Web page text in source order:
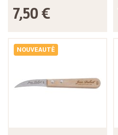
7,50 €
NOUVEAUTÉ